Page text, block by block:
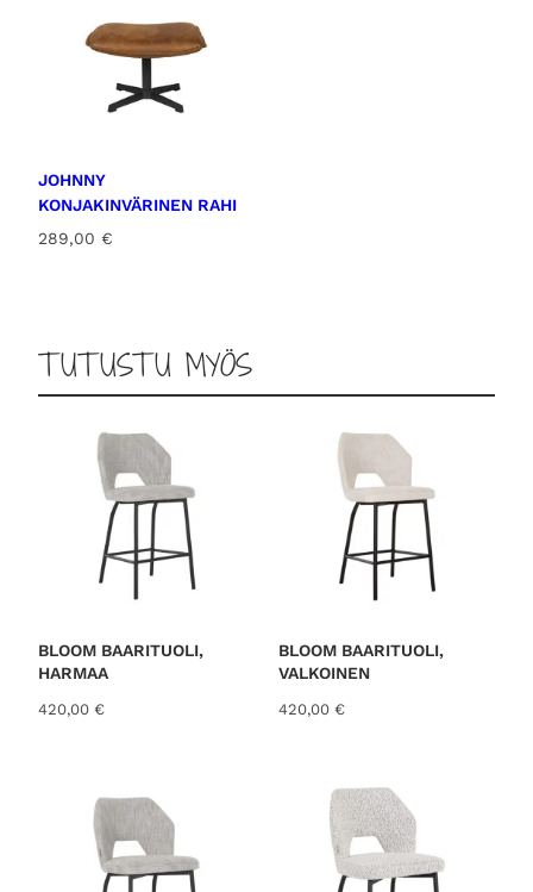
JOHNNY
KONJAKINVÄRINEN RAHI
289,00 €
TUTUSTU MYÖS
BLOOM BAARITUOLI,
HARMAA
420,00 €
BLOOM BAARITUOLI,
VALKOINEN
420,00 €